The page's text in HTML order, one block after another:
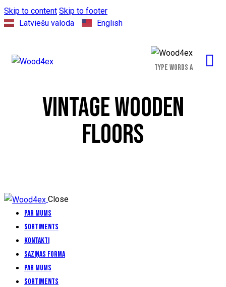
Skip to content Skip to footer
Latviešu valoda
English
VINTAGE WOODEN
FLOORS
Close
Par Mums
Sortiments
Kontakti
Saziņas forma
Par Mums
Sortiments